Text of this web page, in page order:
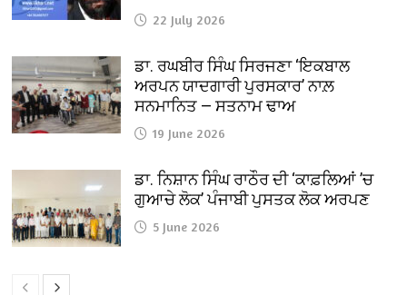
22 July 2026
ਡਾ. ਰਘਬੀਰ ਸਿੰਘ ਸਿਰਜਣਾ ‘ਇਕਬਾਲ
ਅਰਪਨ ਯਾਦਗਾਰੀ ਪੁਰਸਕਾਰ’ ਨਾਲ਼
ਸਨਮਾਨਿਤ — ਸਤਨਾਮ ਢਾਅ
19 June 2026
ਡਾ. ਨਿਸ਼ਾਨ ਸਿੰਘ ਰਾਠੌਰ ਦੀ ‘ਕਾਫ਼ਲਿਆਂ ’ਚ
ਗੁਆਚੇ ਲੋਕ’ ਪੰਜਾਬੀ ਪੁਸਤਕ ਲੋਕ ਅਰਪਣ
5 June 2026